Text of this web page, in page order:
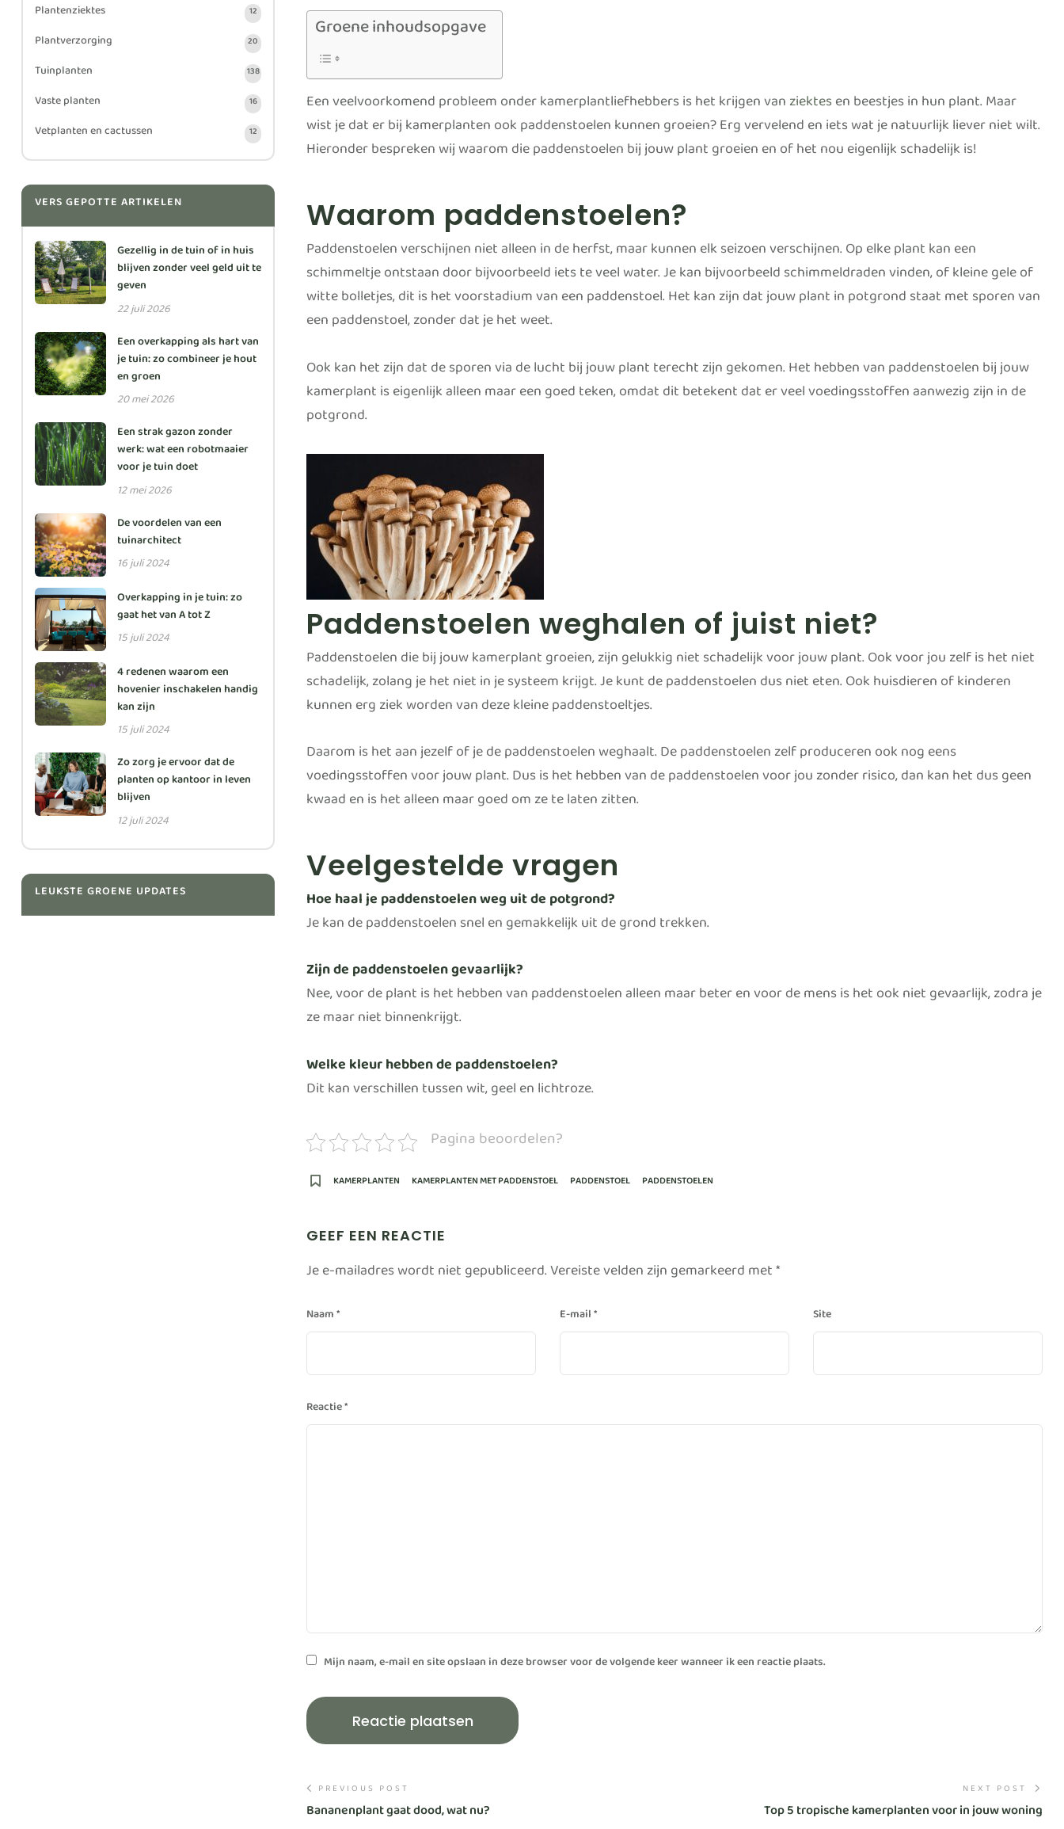
Groene inhoudsopgave
Een veelvoorkomend probleem onder kamerplantliefhebbers is het krijgen vanziektesen beestjes in hun plant. Maar
wist je dat er bij kamerplanten ook paddenstoelen kunnen groeien? Erg vervelend en iets wat je natuurlijk liever niet wilt.
Hieronder bespreken wij waarom die paddenstoelen bij jouw plant groeien en of het nou eigenlijk schadelijk is!
Waarom paddenstoelen?
Paddenstoelen verschijnen niet alleen in de herfst, maar kunnen elk seizoen verschijnen. Op elke plant kan een
schimmeltje ontstaan door bijvoorbeeld iets te veel water. Je kan bijvoorbeeld schimmeldraden vinden, of kleine gele of
witte bolletjes, dit is het voorstadium van een paddenstoel. Het kan zijn dat jouw plant in potgrond staat met sporen van
een paddenstoel, zonder dat je het weet.
Ook kan het zijn dat de sporen via de lucht bij jouw plant terecht zijn gekomen. Het hebben van paddenstoelen bij jouw
kamerplant is eigenlijk alleen maar een goed teken, omdat dit betekent dat er veel voedingsstoffen aanwezig zijn in de
potgrond.
Paddenstoelen weghalen of juist niet?
Paddenstoelen die bij jouw kamerplant groeien, zijn gelukkig niet schadelijk voor jouw plant. Ook voor jou zelf is het niet
schadelijk, zolang je het niet in je systeem krijgt. Je kunt de paddenstoelen dus niet eten. Ook huisdieren of kinderen
kunnen erg ziek worden van deze kleine paddenstoeltjes.
Daarom is het aan jezelf of je de paddenstoelen weghaalt. De paddenstoelen zelf produceren ook nog eens
voedingsstoffen voor jouw plant. Dus is het hebben van de paddenstoelen voor jou zonder risico, dan kan het dus geen
kwaad en is het alleen maar goed om ze te laten zitten.
Veelgestelde vragen
Hoe haal je paddenstoelen weg uit de potgrond?
Je kan de paddenstoelen snel en gemakkelijk uit de grond trekken.
Zijn de paddenstoelen gevaarlijk?
Nee, voor de plant is het hebben van paddenstoelen alleen maar beter en voor de mens is het ook niet gevaarlijk, zodra je
ze maar niet binnenkrijgt.
Welke kleur hebben de paddenstoelen?
Dit kan verschillen tussen wit, geel en lichtroze.
Pagina beoordelen?
KAMERPLANTEN KAMERPLANTEN MET PADDENSTOEL PADDENSTOEL PADDENSTOELEN
GEEF EEN REACTIE
Je e-mailadres wordt niet gepubliceerd.Vereiste velden zijn gemarkeerd met*
Reactie*
Naam* E-mail* Site
Mijn naam, e-mail en site opslaan in deze browser voor de volgende keer wanneer ik een reactie plaats.
PREVIOUS POST
Bananenplant gaat dood, wat nu?
NEXT POST
Top 5 tropische kamerplanten voor in jouw woning
Plantenziektes 12
Plantverzorging 20
Tuinplanten 138
Vaste planten 16
Vetplanten en cactussen 12
VERS GEPOTTE ARTIKELEN
Gezellig in de tuin of in huis
blijven zonder veel geld uit te
geven
22 juli 2026
Een overkapping als hart van
je tuin: zo combineer je hout
en groen
20 mei 2026
Een strak gazon zonder
werk: wat een robotmaaier
voor je tuin doet
12 mei 2026
De voordelen van een
tuinarchitect
16 juli 2024
Overkapping in je tuin: zo
gaat het van A tot Z
15 juli 2024
4 redenen waarom een
hovenier inschakelen handig
kan zijn
15 juli 2024
Zo zorg je ervoor dat de
planten op kantoor in leven
blijven
12 juli 2024
LEUKSTE GROENE UPDATES